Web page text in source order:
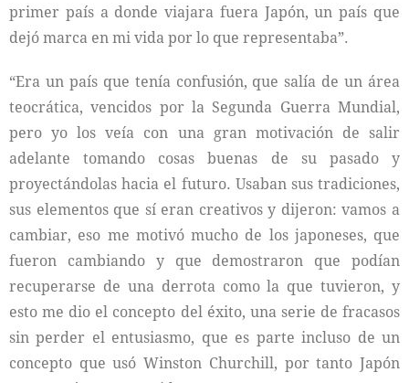
primer país a donde viajara fuera Japón, un país que
dejó marca en mi vida por lo que representaba”.
“Era un país que tenía confusión, que salía de un área
teocrática, vencidos por la Segunda Guerra Mundial,
pero yo los veía con una gran motivación de salir
adelante tomando cosas buenas de su pasado y
proyectándolas hacia el futuro. Usaban sus tradiciones,
sus elementos que sí eran creativos y dijeron: vamos a
cambiar, eso me motivó mucho de los japoneses, que
fueron cambiando y que demostraron que podían
recuperarse de una derrota como la que tuvieron, y
esto me dio el concepto del éxito, una serie de fracasos
sin perder el entusiasmo, que es parte incluso de un
concepto que usó Winston Churchill, por tanto Japón